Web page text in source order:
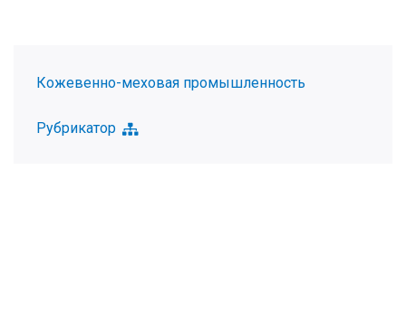
Кожевенно-меховая промышленность
Рубрикатор